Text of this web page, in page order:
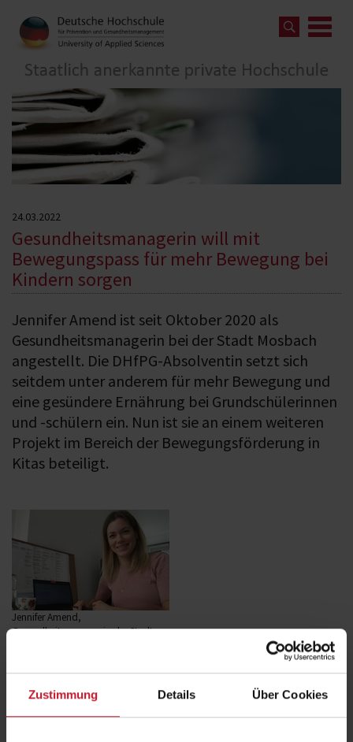
Zustimmung Details Über Cookies
24.03.2022
Gesundheitsmanagerin will mit
Bewegungspass für mehr Bewegung bei
Kindern sorgen
Jennifer Amend ist seit Oktober 2020 als
Gesundheitsmanagerin bei der Stadt Mosbach
angestellt. Die DHfPG-Absolventin setzt sich
seitdem unter anderem für mehr Bewegung und
eine gesündere Ernährung bei Grundschülerinnen
und -schülern ein. Nun ist sie an einem weiteren
Projekt im Bereich der Bewegungsförderung in
Kitas beteiligt.
Jennifer Amend,
Gesundheitsmanagerin der Stadt
DerBewegungspasshat das Ziel, Kinder in ihrer motorischen
Entwicklung spielerisch zu unterstützen. Den Auftakt dazu gab es
bereits im November 2021. Auch Jennifer Amend ist als
"Multiplikatorin" für das neue Bewegungskonzept ausgebildet und